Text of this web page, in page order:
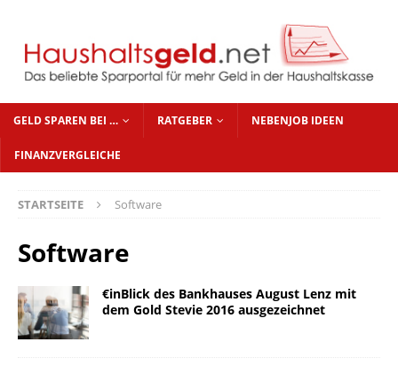
GELD SPAREN BEI … RATGEBER NEBENJOB IDEEN
FINANZVERGLEICHE
STARTSEITE Software
Software
€inBlick des Bankhauses August Lenz mit
dem Gold Stevie 2016 ausgezeichnet